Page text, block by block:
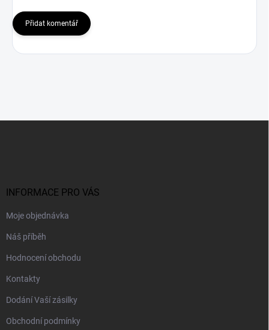
Přidat komentář
INFORMACE PRO VÁS
Moje objednávka
Náš příběh
Hodnocení obchodu
Kontakty
Dodání Vaší zásilky
Obchodní podmínky